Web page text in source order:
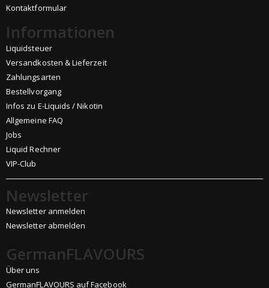
Kontaktformular
Informationen
Liquidsteuer
Versandkosten & Lieferzeit
Zahlungsarten
Bestellvorgang
Infos zu E-Liquids / Nikotin
Allgemeine FAQ
Jobs
Liquid Rechner
VIP-Club
Newsletter
Newsletter anmelden
Newsletter abmelden
GermanFLAVOURS
Über uns
GermanFLAVOURS auf Facebook